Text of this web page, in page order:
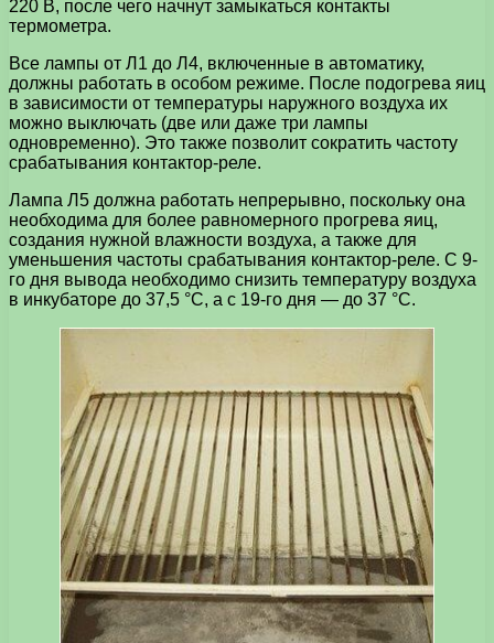
220 В, после чего начнут замыкаться контакты
термометра.
Все лампы от Л1 до Л4, включенные в автоматику,
должны работать в особом режиме. После подогрева яиц
в зависимости от температуры наружного воздуха их
можно выключать (две или даже три лампы
одновременно). Это также позволит сократить частоту
срабатывания контактор-реле.
Лампа Л5 должна работать непрерывно, поскольку она
необходима для более равномерного прогрева яиц,
создания нужной влажности воздуха, а также для
уменьшения частоты срабатывания контактор-реле. С 9-
го дня вывода необходимо снизить температуру воздуха
в инкубаторе до 37,5 °С, а с 19-го дня — до 37 °С.